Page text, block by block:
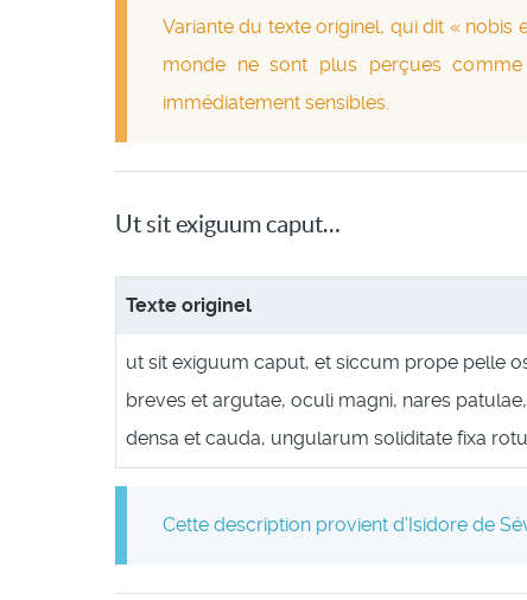
Variante du texte originel, qui dit « nobis
monde ne sont plus perçues
immédiatement sensibles.
Ut sit exiguum caput…
Texte originel
ut sit exiguum caput, et siccum prope pelle
breves et argutae, oculi magni, nares
densa et cauda, ungularum soliditate fixa
Cette description provient d’Isidore de